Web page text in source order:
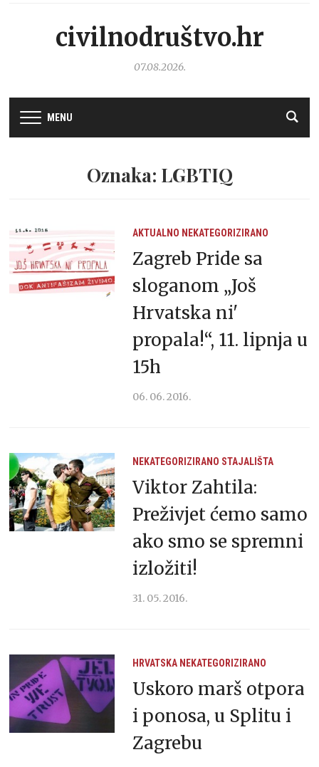
civilnodruštvo.hr
07.08.2026.
MENU
Oznaka: LGBTIQ
AKTUALNO NEKATEGORIZIRANO
Zagreb Pride sa
sloganom „Još
Hrvatska ni'
propala!“, 11. lipnja u
15h
06. 06. 2016.
NEKATEGORIZIRANO STAJALIŠTA
Viktor Zahtila:
Preživjet ćemo samo
ako smo se spremni
izložiti!
31. 05. 2016.
HRVATSKA NEKATEGORIZIRANO
Uskoro marš otpora
i ponosa, u Splitu i
Zagrebu